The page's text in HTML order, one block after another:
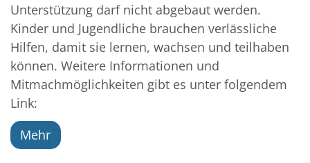
Unterstützung darf nicht abgebaut werden.
Kinder und Jugendliche brauchen verlässliche
Hilfen, damit sie lernen, wachsen und teilhaben
können. Weitere Informationen und
Mitmachmöglichkeiten gibt es unter folgendem
Link:
Mehr